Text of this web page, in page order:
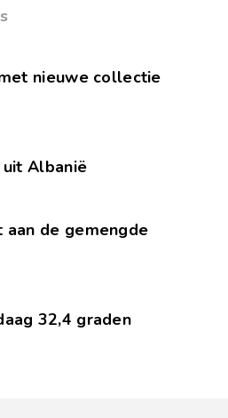
nieuwe collectie
Albanië
aan de gemengde
32,4 graden